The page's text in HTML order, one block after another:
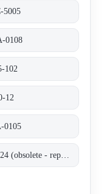
5005
0108
102
12
0105